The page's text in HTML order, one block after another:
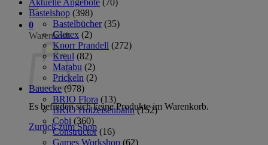
nach:
0
Warenkorb
Es befinden sich keine Produkte im Warenkorb.
Zurück zum Shop
Bastelshop (398)
Bastelbücher (35)
Glorex (2)
Knorr Prandell (272)
Kreul (82)
Marabu (2)
Prickeln (2)
Bauecke (978)
BRIO Flora (13)
BRIO Holzeisenbahn (152)
Cobi (360)
Constructor (16)
Games Workshop (62)